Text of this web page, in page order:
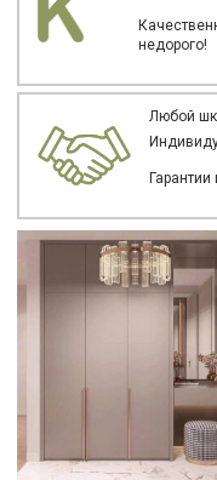
недорого!
Любой